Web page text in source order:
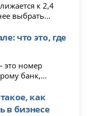
к 2,4
выбрать...
что это, где
это номер
банк,...
как
в бизнесе